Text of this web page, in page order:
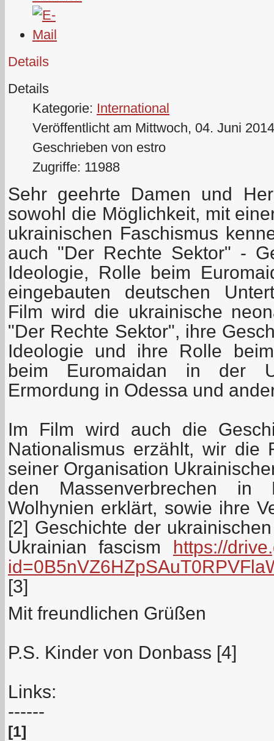
Details
Details
Kategorie: International
Veröffentlicht am Mittwoch, 04. Juni
Geschrieben von estro
Zugriffe: 11988
Sehr geehrte Damen und
sowohl die Möglichkeit, mit
ukrainischen Faschismus
auch "Der Rechte Sektor" -
Ideologie, Rolle beim
eingebauten deutschen
Film wird die ukrainische
"Der Rechte Sektor", ihre
Ideologie und ihre Rolle
beim Euromaidan in der
Ermordung in Odessa und
Im Film wird auch die
Nationalismus erzählt, wir die
seiner Organisation
den Massenverbrechen in
Wolhynien erklärt, sowie ihre
[2] Geschichte der
Ukrainian fascism https://
[3]
Mit freundlichen Grüßen
P.S. Kinder von Donbass [4]
Links:
------
[1]